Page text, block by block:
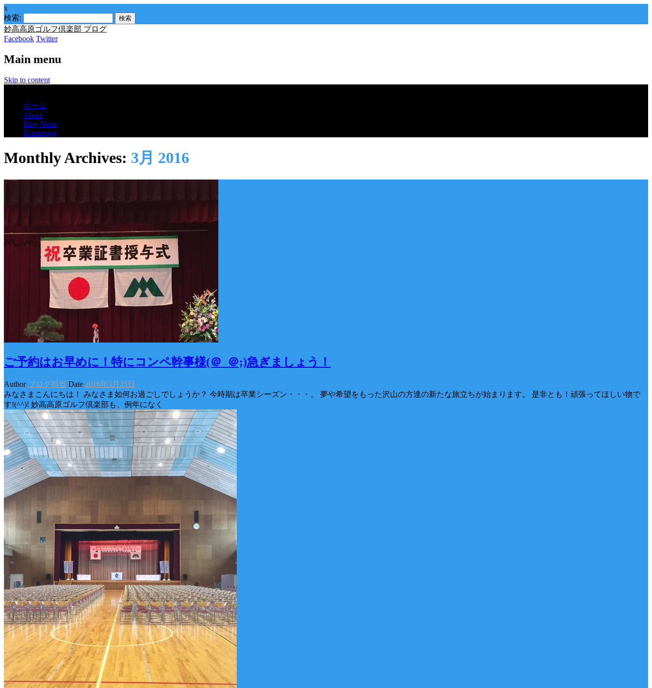
x
検索:
妙高高原ゴルフ倶楽部 ブログ
Facebook Twitter
Main menu
Skip to content
ホーム
About
Blog Mura
Homepage
Monthly Archives: 3月 2016
ご予約はお早めに！特にコンペ幹事様(＠_＠;)急ぎましょう！
Author ブログ担当 Date 2016年3月25日
みなさまこんにちは！ みなさま如何お過ごしでしょうか？ 今時期は卒業シーズン・・・。 夢や希望をもった沢山の方達の新たな旅立ちが始まります。 是非とも！頑張ってほしい物で
す!(^^)! 妙高高原ゴルフ倶楽部も、例年になく